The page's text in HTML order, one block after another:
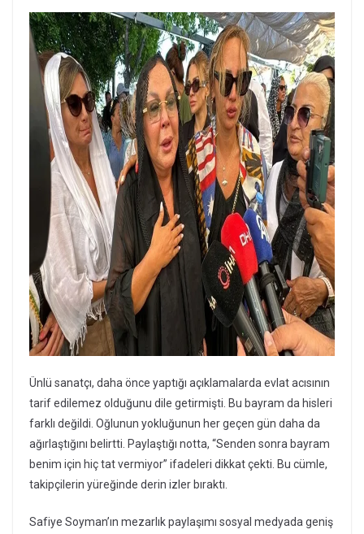
Ünlü sanatçı, daha önce yaptığı açıklamalarda evlat acısının
tarif edilemez olduğunu dile getirmişti. Bu bayram da hisleri
farklı değildi. Oğlunun yokluğunun her geçen gün daha da
ağırlaştığını belirtti. Paylaştığı notta, “Senden sonra bayram
benim için hiç tat vermiyor” ifadeleri dikkat çekti. Bu cümle,
takipçilerin yüreğinde derin izler bıraktı.
Safiye Soyman’ın mezarlık paylaşımı sosyal medyada geniş